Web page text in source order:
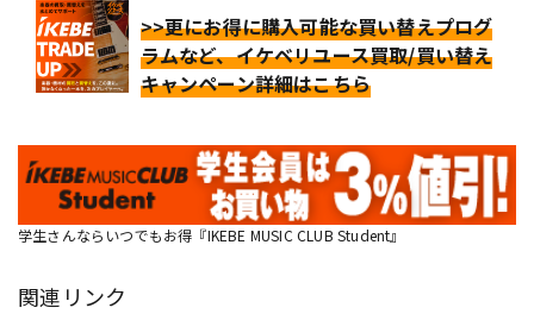
>>更にお得に購入可能な買い替えプログ
ラムなど、イケベリユース買取/買い替え
キャンペーン詳細はこちら
学生さんならいつでもお得『IKEBE MUSIC CLUB Student』
関連リンク